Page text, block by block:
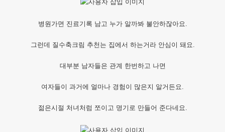
병원가면 진료기록 남고 누가 알까봐 불안하잖아요.
그런데 질수축크림 추천는 집에서 하는거라 안심이 돼요.
대부분 남자들은 관계 한번하고 나면
여자들이 과거에 얼마나 경험이 많은지 알거든요.
젊은시절 처녀처럼 쪼이고 명기로 만들어 준다네요.